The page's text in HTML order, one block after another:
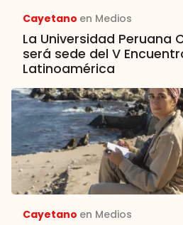
Cayetano en Medios
La Universidad Peruana
será sede del V
Latinoamérica
Cayetano en Medios